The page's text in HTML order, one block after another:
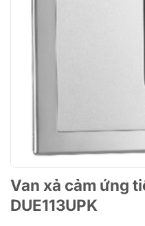
Van xả cảm ứng
DUE113UPK